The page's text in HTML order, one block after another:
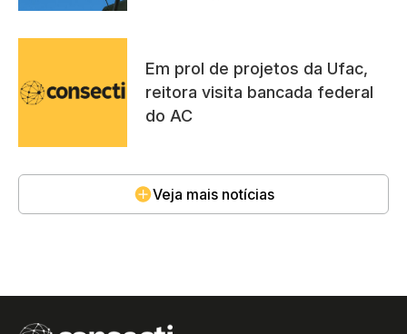
Em prol de projetos da Ufac,
reitora visita bancada federal
do AC
Veja mais notícias